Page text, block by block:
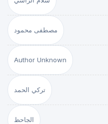
مصطفى محمود
Author Unknown
تركي الحمد
الجاحظ